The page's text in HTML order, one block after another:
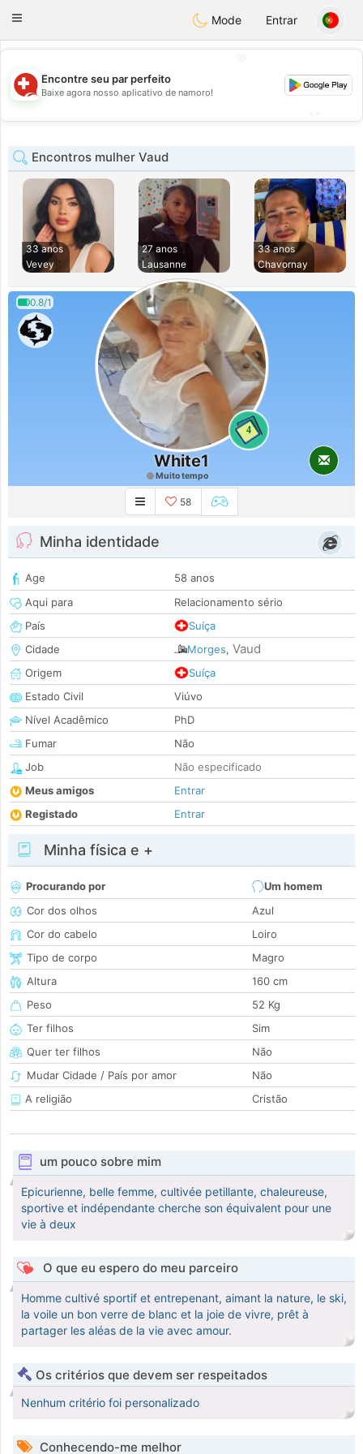
Suissi
Toggle
Mode Entrar
💖
💕
Encontre seu par perfeito
Baixe agora nosso aplicativo de namoro!
Encontros mulher Vaud
33 anos
Vevey
27 anos
Lausanne
33 anos
Chavornay
0.8/1
4
White1
Muito tempo
58
Minha identidade
Age
58 anos
Aqui para
Relacionamento sério
País
Suíça
Cidade
Morges, Vaud
Origem
Suíça
Estado Civil
Viúvo
Nível Acadêmico
PhD
Fumar
Não
Job
Não especificado
Meus amigos
Entrar
Registado
Entrar
Minha física e +
Procurando por
Um homem
Cor dos olhos
Azul
Cor do cabelo
Loiro
Tipo de corpo
Magro
Altura
160 cm
Peso
52 Kg
Ter filhos
Sim
Quer ter filhos
Não
Mudar Cidade / País por amor
Não
A religião
Cristão
um pouco sobre mim
Epicurienne, belle femme, cultivée petillante, chaleureuse,
sportive et indépendante cherche son équivalent pour une
vie à deux
O que eu espero do meu parceiro
Homme cultivé sportif et entrepenant, aimant la nature, le ski,
la voile un bon verre de blanc et la joie de vivre, prêt à
partager les aléas de la vie avec amour.
Os critérios que devem ser respeitados
Nenhum critério foi personalizado
Conhecendo-me melhor